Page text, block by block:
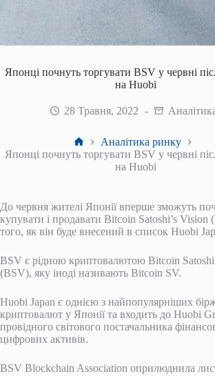
Японці почнуть торгувати BSV у червні
на Huobi
28 Травня, 2022
Головна
Аналітика ринку
Японці почнуть торгувати BSV у червні
на Huobi
До червня жителі Японії вперше зможуть
купувати і продавати Bitcoin Satoshi’s Vision
того, як він буде внесений в список Huobi
BSV є рідною криптовалютою Bitcoin
(BSV), яку іноді називають Bitcoin SV.
Huobi Japan є однією з найпопулярніших
криптовалют у Японії та входить до Huobi
провідного світового постачальника
цифрових активів.
BSV Blockchain Association оприлюднила